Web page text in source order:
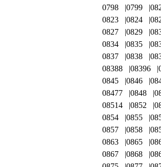
0798
0799
0823
0824
0827
0829
0834
0835
0837
0838
08388
08396
0845
0846
08477
0848
08514
0852
0854
0855
0857
0858
0863
0865
0867
0868